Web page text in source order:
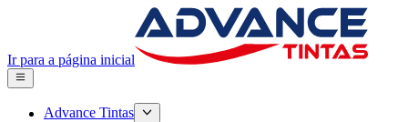
Ir para a página inicial
Advance Tintas